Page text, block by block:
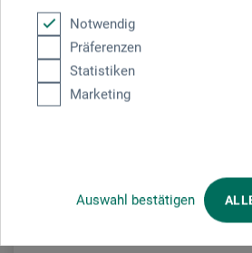
Notwendig
Präferenzen
Statistiken
Marketing
Auswahl bestätigen
Zenith Art System
Maskierfolie